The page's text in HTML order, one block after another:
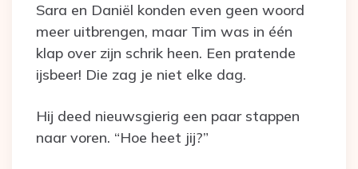
Sara en Daniël konden even geen woord
meer uitbrengen, maar Tim was in één
klap over zijn schrik heen. Een pratende
ijsbeer! Die zag je niet elke dag.
Hij deed nieuwsgierig een paar stappen
naar voren. “Hoe heet jij?”